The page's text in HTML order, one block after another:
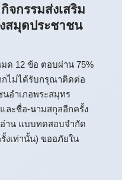
จกรรมส่งเสริม
สมุดประชาชน
ด 12 ข้อ ตอบผ่าน 75%
กไม่ได้รับกรุณาติดต่อ
นอำเภอพระสมุทร
ละชื่อ-นามสกุลอีกครั้ง
าน แบบทดสอบจำกัด
งเท่านั้น) ขออภัยใน